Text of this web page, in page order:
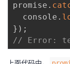
promise .
  console
.
} ) ;
// Error: